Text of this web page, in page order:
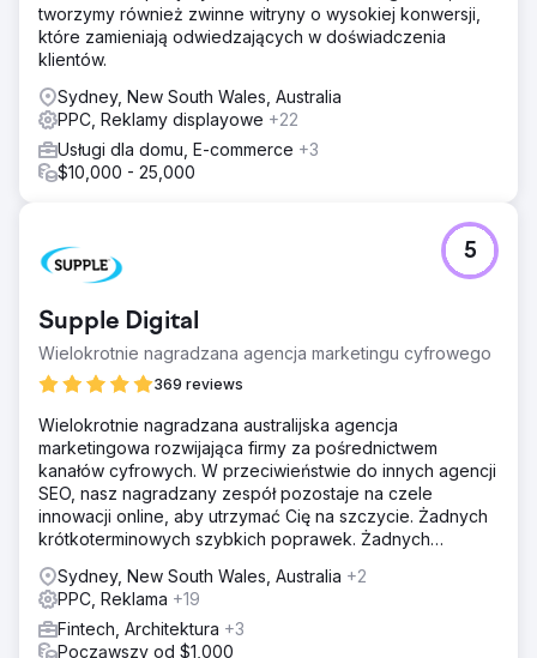
tworzymy również zwinne witryny o wysokiej konwersji,
które zamieniają odwiedzających w doświadczenia
klientów.
Sydney, New South Wales, Australia
PPC, Reklamy displayowe +22
Usługi dla domu, E-commerce +3
$10,000 - 25,000
Supple Digital
Wielokrotnie nagradzana agencja marketingu cyfrowego
369 reviews
5
Wielokrotnie nagradzana australijska agencja
marketingowa rozwijająca firmy za pośrednictwem
kanałów cyfrowych. W przeciwieństwie do innych agencji
SEO, nasz nagradzany zespół pozostaje na czele
innowacji online, aby utrzymać Cię na szczycie. Żadnych
krótkoterminowych szybkich poprawek. Żadnych
Sydney, New South Wales, Australia +2
PPC, Reklama +19
Fintech, Architektura +3
Począwszy od $1,000